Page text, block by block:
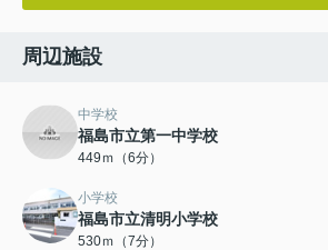
周辺施設
中学校
福島市立第一中学校
449ｍ（6分）
小学校
福島市立清明小学校
530ｍ（7分）